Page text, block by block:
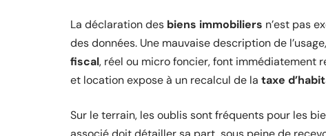
La déclaration des biens immobiliers n’est pas
des données. Une mauvaise description de
fiscal, réel ou micro foncier, font immédiatement
et location expose à un recalcul de la taxe
Sur le terrain, les oublis sont fréquents pour les